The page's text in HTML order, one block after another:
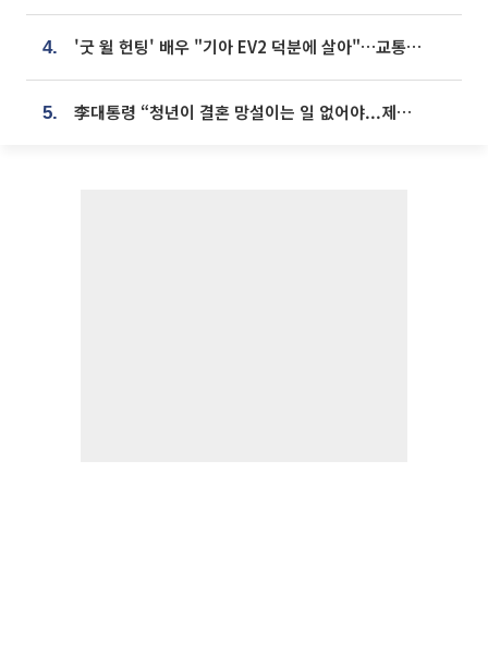
4. '굿 윌 헌팅' 배우 "기아 EV2 덕분에 살아"…교통사고 후 안전성 극찬
5. 李대통령 “청년이 결혼 망설이는 일 없어야...제도상 불이익 조사”